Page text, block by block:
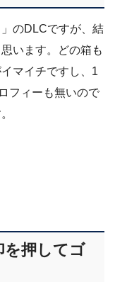
のDLCですが、結
います。どの箱も
マイチですし、1
フィーも無いので
を押してゴ